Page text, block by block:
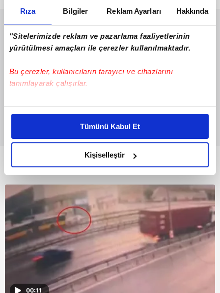
Rıza Bilgiler Reklam Ayarları Hakkında
"Sitelerimizde reklam ve pazarlama faaliyetlerinin
yürütülmesi amaçları ile çerezler kullanılmaktadır.
Bu çerezler, kullanıcıların tarayıcı ve cihazlarını
tanımlayarak çalışırlar.
Bu çerezlere izin vermeniz halinde sizlere özel
daha iyi reklam deneyimi yaşatabiliriz. Bunu yaparken
amacımızın size daha iyi bir reklam deneyimi sunmak
olduğunu ve sizlere en iyi içerikleri sunabilmek adına
elimizden gelen çabayı gösterdiğimizi ve bu noktada,
reklamların maliyetlerimizi karşılamak noktasında tek gelir
kalemimiz olduğunu sizlere hatırlatmak isteriz.
Her halükârda, kullanıcılar, bu çerezlere izin vermedikleri
takdirde, kullanıcılara hedefli reklamlar
gösterilmeyecektir."
Sizlere daha iyi bir hizmet sunabilmek için İnternet
Sitemizde kendimize ve üçüncü kişilere ait çerezler
kullanılmaktadır. Bu çerezler vasıtasıyla çeşitli kişisel
Tümünü Kabul Et
Kişiselleştir
Bunlar da Var
00:11